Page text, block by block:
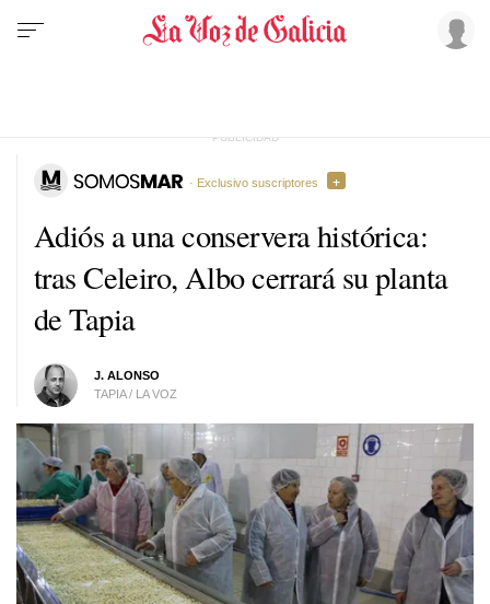
Adiós a una conservera histórica:
tras Celeiro, Albo cerrará su planta
de Tapia
J. ALONSO
TAPIA / LA VOZ
· Exclusivo suscriptores